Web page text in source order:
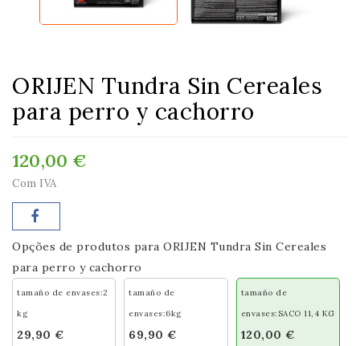
ORIJEN Tundra Sin Cereales
para perro y cachorro
120,00 €
Com IVA
Opções de produtos para ORIJEN Tundra Sin Cereales
para perro y cachorro
tamaño de envases:2
kg
29,90 €
tamaño de
envases:6kg
69,90 €
tamaño de
envases:SACO 11,4 KG
120,00 €